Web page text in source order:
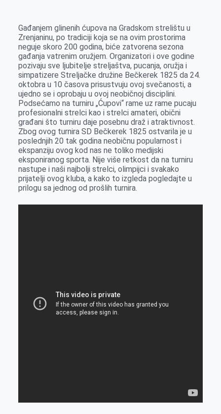
r
n
A
p
p
i
l
Gađanjem glinenih ćupova na Gradskom strelištu u
Zrenjaninu, po tradiciji koja se na ovim prostorima
neguje skoro 200 godina, biće zatvorena sezona
gađanja vatrenim oružjem. Organizatori i ove godine
pozivaju sve ljubitelje streljaštva, pucanja, oružja i
simpatizere Streljačke družine Bečkerek 1825 da 24.
oktobra u 10 časova prisustvuju ovoj svečanosti, a
ujedno se i oprobaju u ovoj neobičnoj disciplini.
Podsećamo na turniru „Ćupovi“ rame uz rame pucaju
profesionalni strelci kao i strelci amateri, obični
građani što turniru daje posebnu draž i atraktivnost.
Zbog ovog turnira SD Bečkerek 1825 ostvarila je u
poslednjih 20 tak godina neobičnu popularnost i
ekspanziju ovog kod nas ne toliko medijski
eksponiranog sporta. Nije više retkost da na turniru
nastupe i naši najbolji strelci, olimpijci i svakako
prijatelji ovog kluba, a kako to izgleda pogledajte u
prilogu sa jednog od prošlih turnira.